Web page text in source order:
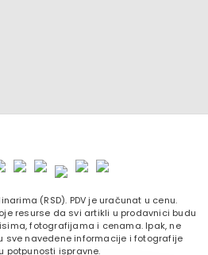
(RSD). PDV je uračunat u cenu.
resurse da svi artikli u prodavnici budu
fotografijama i cenama. Ipak, ne
sve navedene informacije i fotografije
potpunosti ispravne.